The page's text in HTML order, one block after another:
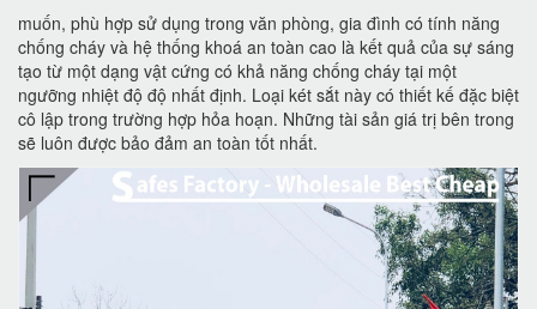
muốn, phù hợp sử dụng trong văn phòng, gia đình có tính năng
chống cháy và hệ thống khoá an toàn cao là kết quả của sự sáng
tạo từ một dạng vật cứng có khả năng chống cháy tại một
ngưỡng nhiệt độ độ nhất định. Loại két sắt này có thiết kế đặc biệt
cô lập trong trường hợp hỏa hoạn. Những tài sản giá trị bên trong
sẽ luôn được bảo đảm an toàn tốt nhất.